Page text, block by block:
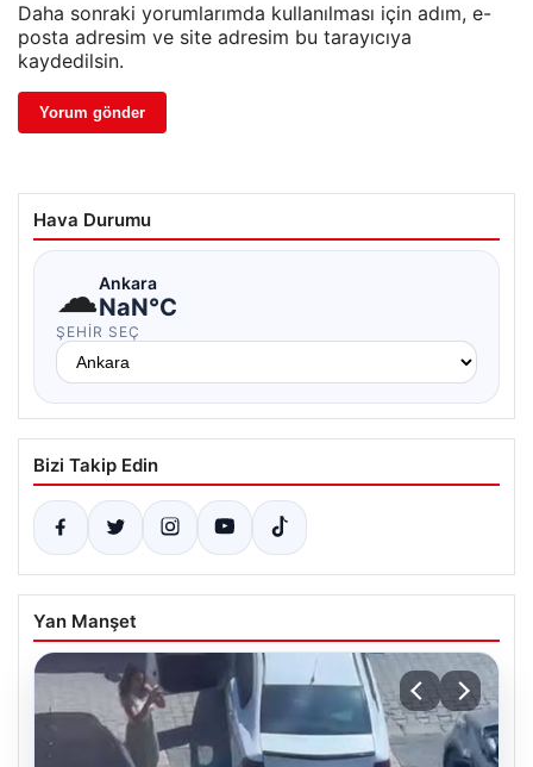
Daha sonraki yorumlarımda kullanılması için adım, e-
posta adresim ve site adresim bu tarayıcıya
kaydedilsin.
Hava Durumu
☁Ankara
NaN°C
ŞEHIR SEÇ
Bizi Takip Edin
Yan Manşet